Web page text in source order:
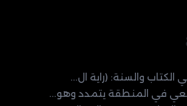
والسنة: (راية ال...
في المنطقة يتمدد وهو...